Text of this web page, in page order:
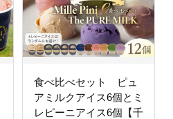
食べ比べセット ピュ
アミルクアイス6個とミ
レピーニアイス6個【千